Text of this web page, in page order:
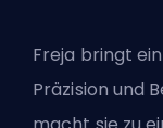
Freja bringt
Präzision und